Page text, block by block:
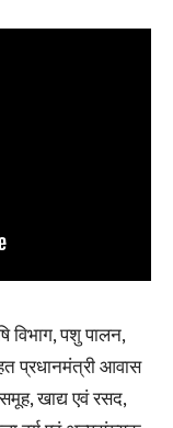
विभाग, पशु पालन,
प्रधानमंत्री आवास
खाद्य एवं रसद,